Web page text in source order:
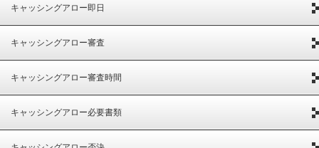
キャッシングアロー即日
キャッシングアロー審査
キャッシングアロー審査時間
キャッシングアロー必要書類